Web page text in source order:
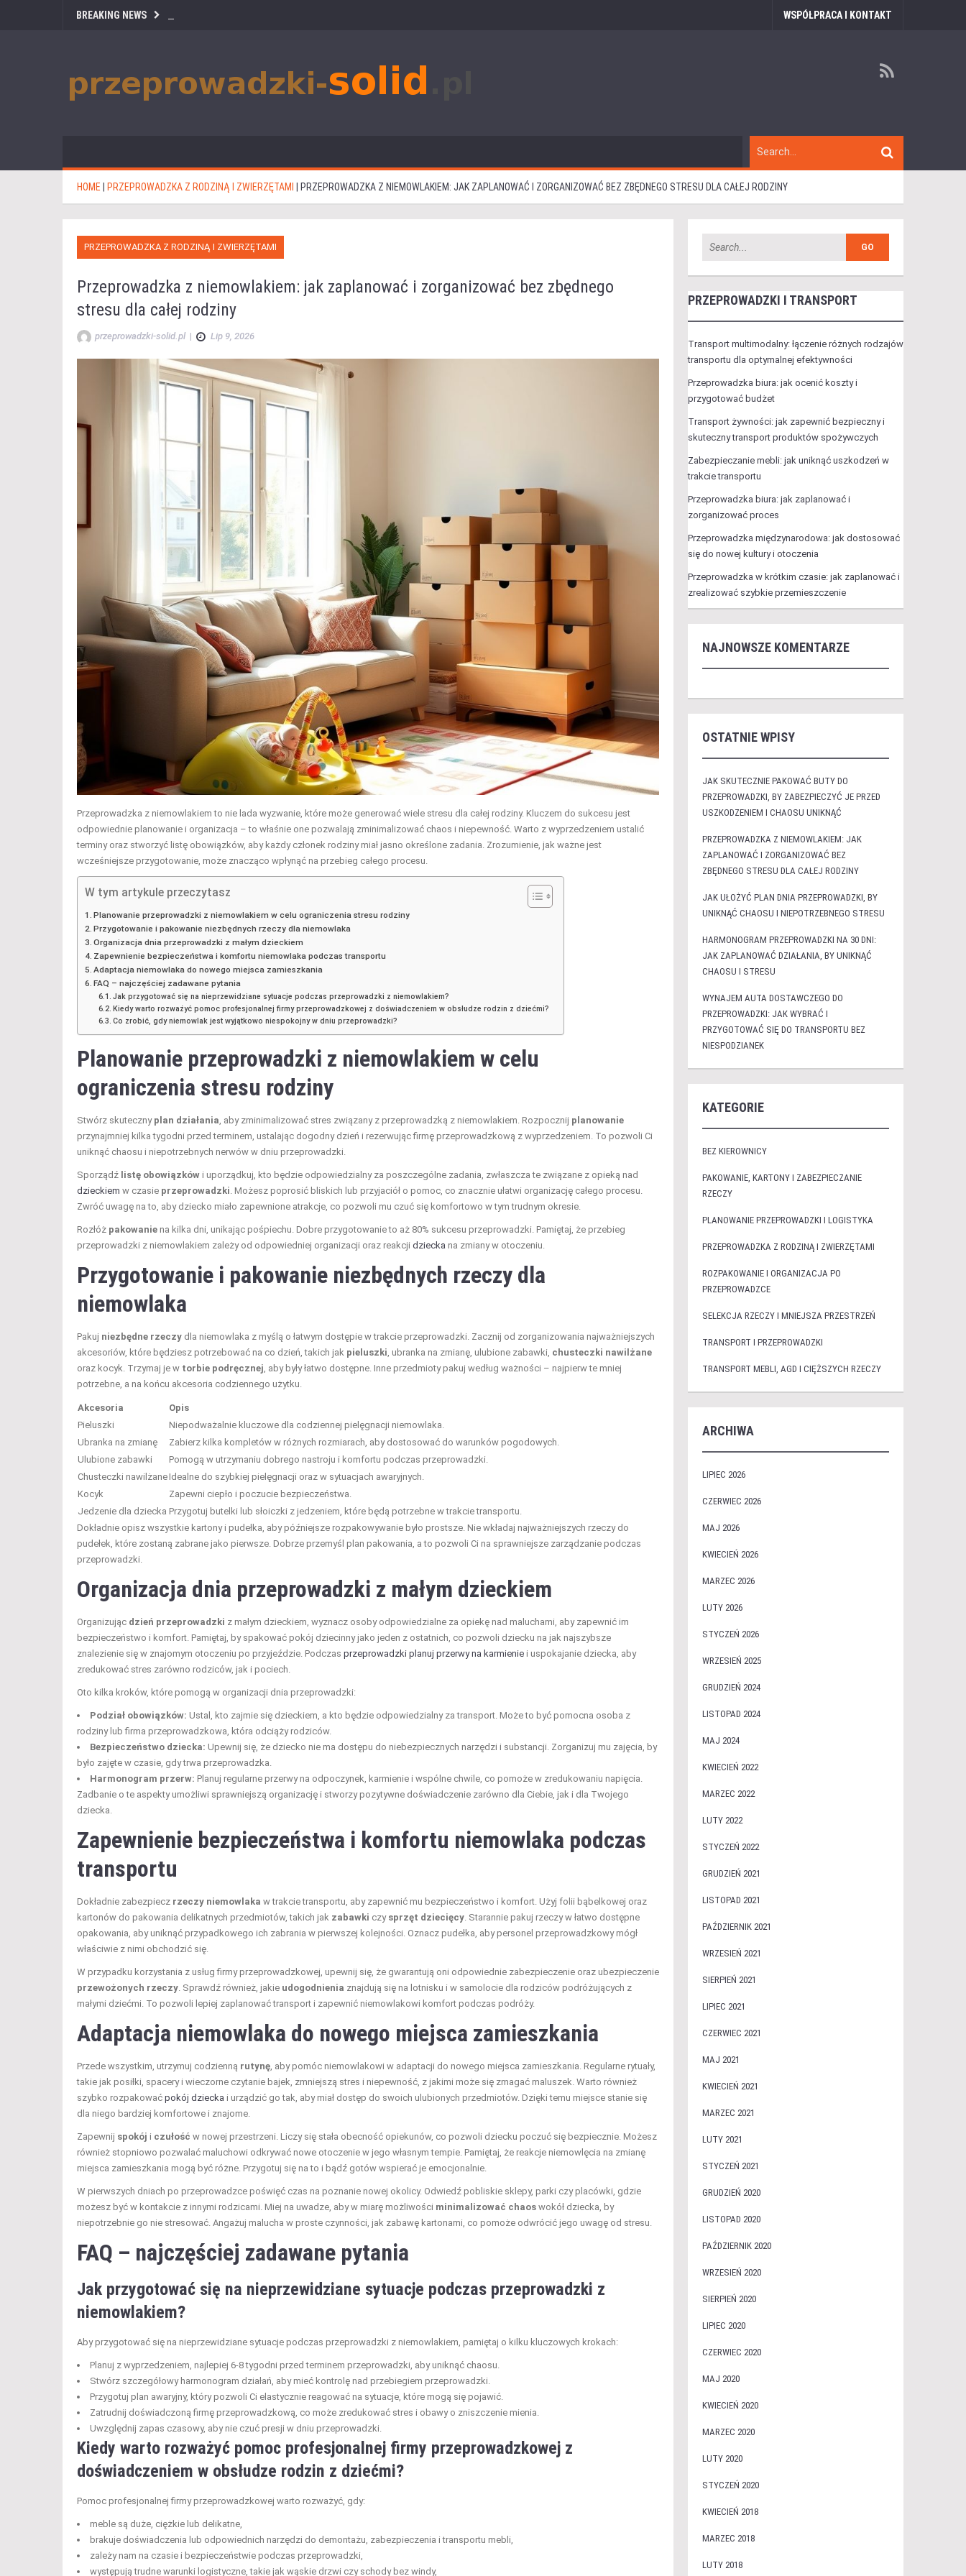
BREAKING NEWS WSPÓŁPRACA I KONTAKT
HOME PRZEPROWADZKA Z RODZINĄ I ZWIERZĘTAMI PRZEPROWADZKA Z NIEMOWLAKIEM: JAK ZAPLANOWAĆ I ZORGANIZOWAĆ BEZ ZBĘDNEGO STRESU DLA CAŁEJ RODZINY
PRZEPROWADZKA Z RODZINĄ I ZWIERZĘTAMI
Przeprowadzka z niemowlakiem: jak zaplanować i zorganizować bez zbędnego
stresu dla całej rodziny
przeprowadzki-solid.pl | Lip 9, 2026
Przeprowadzka z niemowlakiem to nie lada wyzwanie, które może generować wiele stresu dla całej rodziny. Kluczem do sukcesu jest
odpowiednie planowanie i organizacja – to właśnie one pozwalają zminimalizować chaos i niepewność. Warto z wyprzedzeniem ustalić
terminy oraz stworzyć listę obowiązków, aby każdy członek rodziny miał jasno określone zadania. Zrozumienie, jak ważne jest
wcześniejsze przygotowanie, może znacząco wpłynąć na przebieg całego procesu.
W tym artykule przeczytasz
Planowanie przeprowadzki z niemowlakiem w celu ograniczenia stresu rodziny
Przygotowanie i pakowanie niezbędnych rzeczy dla niemowlaka
Organizacja dnia przeprowadzki z małym dzieckiem
Zapewnienie bezpieczeństwa i komfortu niemowlaka podczas transportu
Adaptacja niemowlaka do nowego miejsca zamieszkania
FAQ – najczęściej zadawane pytania
Jak przygotować się na nieprzewidziane sytuacje podczas przeprowadzki z niemowlakiem?
Kiedy warto rozważyć pomoc profesjonalnej firmy przeprowadzkowej z doświadczeniem w obsłudze rodzin z dziećmi?
Co zrobić, gdy niemowlak jest wyjątkowo niespokojny w dniu przeprowadzki?
Planowanie przeprowadzki z niemowlakiem w celu
ograniczenia stresu rodziny
Stwórz skuteczny plan działania, aby zminimalizować stres związany z przeprowadzką z niemowlakiem. Rozpocznij planowanie
przynajmniej kilka tygodni przed terminem, ustalając dogodny dzień i rezerwując firmę przeprowadzkową z wyprzedzeniem. To pozwoli Ci
uniknąć chaosu i niepotrzebnych nerwów w dniu przeprowadzki.
Sporządź listę obowiązków i uporządkuj, kto będzie odpowiedzialny za poszczególne zadania, zwłaszcza te związane z opieką nad
dzieckiem w czasie przeprowadzki. Możesz poprosić bliskich lub przyjaciół o pomoc, co znacznie ułatwi organizację całego procesu.
Zwróć uwagę na to, aby dziecko miało zapewnione atrakcje, co pozwoli mu czuć się komfortowo w tym trudnym okresie.
Rozłóż pakowanie na kilka dni, unikając pośpiechu. Dobre przygotowanie to aż 80% sukcesu przeprowadzki. Pamiętaj, że przebieg
przeprowadzki z niemowlakiem zależy od odpowiedniej organizacji oraz reakcji dziecka na zmiany w otoczeniu.
Przygotowanie i pakowanie niezbędnych rzeczy dla
niemowlaka
Pakuj niezbędne rzeczy dla niemowlaka z myślą o łatwym dostępie w trakcie przeprowadzki. Zacznij od zorganizowania najważniejszych
akcesoriów, które będziesz potrzebować na co dzień, takich jak pieluszki, ubranka na zmianę, ulubione zabawki, chusteczki nawilżane
oraz kocyk. Trzymaj je w torbie podręcznej, aby były łatwo dostępne. Inne przedmioty pakuj według ważności – najpierw te mniej
potrzebne, a na końcu akcesoria codziennego użytku.
Akcesoria
Opis
Pieluszki
Niepodważalnie kluczowe dla codziennej pielęgnacji niemowlaka.
Ubranka na zmianę
Zabierz kilka kompletów w różnych rozmiarach, aby dostosować do warunków pogodowych.
Ulubione zabawki
Pomogą w utrzymaniu dobrego nastroju i komfortu podczas przeprowadzki.
Chusteczki nawilżaneIdealne do szybkiej pielęgnacji oraz w sytuacjach awaryjnych.
Kocyk
Zapewni ciepło i poczucie bezpieczeństwa.
Jedzenie dla dziecka Przygotuj butelki lub słoiczki z jedzeniem, które będą potrzebne w trakcie transportu.
Dokładnie opisz wszystkie kartony i pudełka, aby późniejsze rozpakowywanie było prostsze. Nie wkładaj najważniejszych rzeczy do
pudełek, które zostaną zabrane jako pierwsze. Dobrze przemyśl plan pakowania, a to pozwoli Ci na sprawniejsze zarządzanie podczas
przeprowadzki.
Organizacja dnia przeprowadzki z małym dzieckiem
Organizując dzień przeprowadzki z małym dzieckiem, wyznacz osoby odpowiedzialne za opiekę nad maluchami, aby zapewnić im
bezpieczeństwo i komfort. Pamiętaj, by spakować pokój dziecinny jako jeden z ostatnich, co pozwoli dziecku na jak najszybsze
znalezienie się w znajomym otoczeniu po przyjeździe. Podczas przeprowadzki planuj przerwy na karmienie i uspokajanie dziecka, aby
zredukować stres zarówno rodziców, jak i pociech.
Oto kilka kroków, które pomogą w organizacji dnia przeprowadzki:
Podział obowiązków: Ustal, kto zajmie się dzieckiem, a kto będzie odpowiedzialny za transport. Może to być pomocna osoba z
rodziny lub firma przeprowadzkowa, która odciąży rodziców.
Bezpieczeństwo dziecka: Upewnij się, że dziecko nie ma dostępu do niebezpiecznych narzędzi i substancji. Zorganizuj mu zajęcia, by
było zajęte w czasie, gdy trwa przeprowadzka.
Harmonogram przerw: Planuj regularne przerwy na odpoczynek, karmienie i wspólne chwile, co pomoże w zredukowaniu napięcia.
Zadbanie o te aspekty umożliwi sprawniejszą organizację i stworzy pozytywne doświadczenie zarówno dla Ciebie, jak i dla Twojego
dziecka.
Zapewnienie bezpieczeństwa i komfortu niemowlaka podczas
transportu
Dokładnie zabezpiecz rzeczy niemowlaka w trakcie transportu, aby zapewnić mu bezpieczeństwo i komfort. Użyj folii bąbelkowej oraz
kartonów do pakowania delikatnych przedmiotów, takich jak zabawki czy sprzęt dziecięcy. Starannie pakuj rzeczy w łatwo dostępne
opakowania, aby uniknąć przypadkowego ich zabrania w pierwszej kolejności. Oznacz pudełka, aby personel przeprowadzkowy mógł
właściwie z nimi obchodzić się.
W przypadku korzystania z usług firmy przeprowadzkowej, upewnij się, że gwarantują oni odpowiednie zabezpieczenie oraz ubezpieczenie
przewożonych rzeczy. Sprawdź również, jakie udogodnienia znajdują się na lotnisku i w samolocie dla rodziców podróżujących z
małymi dziećmi. To pozwoli lepiej zaplanować transport i zapewnić niemowlakowi komfort podczas podróży.
Adaptacja niemowlaka do nowego miejsca zamieszkania
Przede wszystkim, utrzymuj codzienną rutynę, aby pomóc niemowlakowi w adaptacji do nowego miejsca zamieszkania. Regularne rytuały,
takie jak posiłki, spacery i wieczorne czytanie bajek, zmniejszą stres i niepewność, z jakimi może się zmagać maluszek. Warto również
szybko rozpakować pokój dziecka i urządzić go tak, aby miał dostęp do swoich ulubionych przedmiotów. Dzięki temu miejsce stanie się
dla niego bardziej komfortowe i znajome.
Zapewnij spokój i czułość w nowej przestrzeni. Liczy się stała obecność opiekunów, co pozwoli dziecku poczuć się bezpiecznie. Możesz
również stopniowo pozwalać maluchowi odkrywać nowe otoczenie w jego własnym tempie. Pamiętaj, że reakcje niemowlęcia na zmianę
miejsca zamieszkania mogą być różne. Przygotuj się na to i bądź gotów wspierać je emocjonalnie.
W pierwszych dniach po przeprowadzce poświęć czas na poznanie nowej okolicy. Odwiedź pobliskie sklepy, parki czy placówki, gdzie
możesz być w kontakcie z innymi rodzicami. Miej na uwadze, aby w miarę możliwości minimalizować chaos wokół dziecka, by
niepotrzebnie go nie stresować. Angażuj malucha w proste czynności, jak zabawę kartonami, co pomoże odwrócić jego uwagę od stresu.
FAQ – najczęściej zadawane pytania
Jak przygotować się na nieprzewidziane sytuacje podczas przeprowadzki z
niemowlakiem?
Aby przygotować się na nieprzewidziane sytuacje podczas przeprowadzki z niemowlakiem, pamiętaj o kilku kluczowych krokach:
Planuj z wyprzedzeniem, najlepiej 6-8 tygodni przed terminem przeprowadzki, aby uniknąć chaosu.
Stwórz szczegółowy harmonogram działań, aby mieć kontrolę nad przebiegiem przeprowadzki.
Przygotuj plan awaryjny, który pozwoli Ci elastycznie reagować na sytuacje, które mogą się pojawić.
Zatrudnij doświadczoną firmę przeprowadzkową, co może zredukować stres i obawy o zniszczenie mienia.
Uwzględnij zapas czasowy, aby nie czuć presji w dniu przeprowadzki.
Kiedy warto rozważyć pomoc profesjonalnej firmy przeprowadzkowej z
doświadczeniem w obsłudze rodzin z dziećmi?
Pomoc profesjonalnej firmy przeprowadzkowej warto rozważyć, gdy:
meble są duże, ciężkie lub delikatne,
brakuje doświadczenia lub odpowiednich narzędzi do demontażu, zabezpieczenia i transportu mebli,
zależy nam na czasie i bezpieczeństwie podczas przeprowadzki,
występują trudne warunki logistyczne, takie jak wąskie drzwi czy schody bez windy,
PRZEPROWADZKI I TRANSPORT
Transport multimodalny: łączenie różnych rodzajów
transportu dla optymalnej efektywności
Przeprowadzka biura: jak ocenić koszty i
przygotować budżet
Transport żywności: jak zapewnić bezpieczny i
skuteczny transport produktów spożywczych
Zabezpieczanie mebli: jak uniknąć uszkodzeń w
trakcie transportu
Przeprowadzka biura: jak zaplanować i
zorganizować proces
Przeprowadzka międzynarodowa: jak dostosować
się do nowej kultury i otoczenia
Przeprowadzka w krótkim czasie: jak zaplanować i
zrealizować szybkie przemieszczenie
NAJNOWSZE KOMENTARZE
OSTATNIE WPISY
JAK SKUTECZNIE PAKOWAĆ BUTY DO
PRZEPROWADZKI, BY ZABEZPIECZYĆ JE PRZED
USZKODZENIEM I CHAOSU UNIKNĄĆ
PRZEPROWADZKA Z NIEMOWLAKIEM: JAK
ZAPLANOWAĆ I ZORGANIZOWAĆ BEZ
ZBĘDNEGO STRESU DLA CAŁEJ RODZINY
JAK UŁOŻYĆ PLAN DNIA PRZEPROWADZKI, BY
UNIKNĄĆ CHAOSU I NIEPOTRZEBNEGO STRESU
HARMONOGRAM PRZEPROWADZKI NA 30 DNI:
JAK ZAPLANOWAĆ DZIAŁANIA, BY UNIKNĄĆ
CHAOSU I STRESU
WYNAJEM AUTA DOSTAWCZEGO DO
PRZEPROWADZKI: JAK WYBRAĆ I
PRZYGOTOWAĆ SIĘ DO TRANSPORTU BEZ
NIESPODZIANEK
KATEGORIE
BEZ KIEROWNICY
PAKOWANIE, KARTONY I ZABEZPIECZANIE
RZECZY
PLANOWANIE PRZEPROWADZKI I LOGISTYKA
PRZEPROWADZKA Z RODZINĄ I ZWIERZĘTAMI
ROZPAKOWANIE I ORGANIZACJA PO
PRZEPROWADZCE
SELEKCJA RZECZY I MNIEJSZA PRZESTRZEŃ
TRANSPORT I PRZEPROWADZKI
TRANSPORT MEBLI, AGD I CIĘŻSZYCH RZECZY
ARCHIWA
LIPIEC 2026
CZERWIEC 2026
MAJ 2026
KWIECIEŃ 2026
MARZEC 2026
LUTY 2026
STYCZEŃ 2026
WRZESIEŃ 2025
GRUDZIEŃ 2024
LISTOPAD 2024
MAJ 2024
KWIECIEŃ 2022
MARZEC 2022
LUTY 2022
STYCZEŃ 2022
GRUDZIEŃ 2021
LISTOPAD 2021
PAŹDZIERNIK 2021
WRZESIEŃ 2021
SIERPIEŃ 2021
LIPIEC 2021
CZERWIEC 2021
MAJ 2021
KWIECIEŃ 2021
MARZEC 2021
LUTY 2021
STYCZEŃ 2021
GRUDZIEŃ 2020
LISTOPAD 2020
PAŹDZIERNIK 2020
WRZESIEŃ 2020
SIERPIEŃ 2020
LIPIEC 2020
CZERWIEC 2020
MAJ 2020
KWIECIEŃ 2020
MARZEC 2020
LUTY 2020
STYCZEŃ 2020
KWIECIEŃ 2018
MARZEC 2018
LUTY 2018